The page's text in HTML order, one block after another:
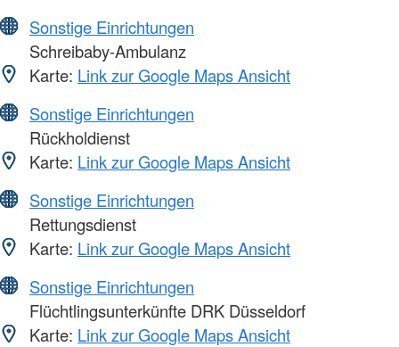
Sonstige Einrichtungen
Schreibaby-Ambulanz
Karte: Link zur Google Maps Ansicht
Sonstige Einrichtungen
Rückholdienst
Karte: Link zur Google Maps Ansicht
Sonstige Einrichtungen
Rettungsdienst
Karte: Link zur Google Maps Ansicht
Sonstige Einrichtungen
Flüchtlingsunterkünfte DRK Düsseldorf
Karte: Link zur Google Maps Ansicht